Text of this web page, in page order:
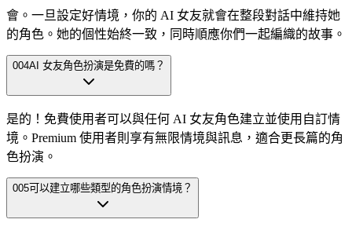
會。一旦設定好情境，你的 AI 女友就會在整段對話中維持她
的角色。她的個性始終一致，同時順應你們一起編織的故事。
004AI 女友角色扮演是免費的嗎？
是的！免費使用者可以與任何 AI 女友角色建立並使用自訂情
境。Premium 使用者則享有無限情境與訊息，適合更長篇的角
色扮演。
005可以建立哪些類型的角色扮演情境？